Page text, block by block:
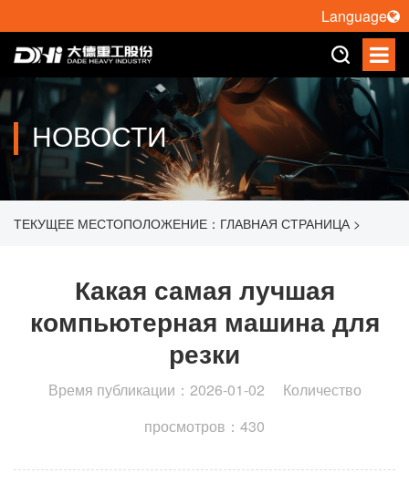
НОВОСТИ
ТЕКУЩЕЕ МЕСТОПОЛОЖЕНИЕ： ГЛАВНАЯ СТРАНИЦА>
РЕЗКИ
Какая самая лучшая
компьютерная машина для
резки
Время публикации：2026-01-02 Количество
просмотров：430
Language